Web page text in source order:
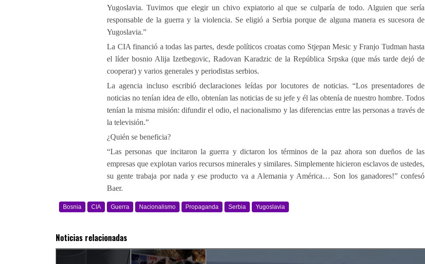
Yugoslavia. Tuvimos que elegir un chivo expiatorio al que se culparía de todo. Alguien que sería
responsable de la guerra y la violencia. Se eligió a Serbia porque de alguna manera es sucesora de
Yugoslavia.”
La CIA financió a todas las partes, desde políticos croatas como Stjepan Mesic y Franjo Tudman hasta
el líder bosnio Alija Izetbegovic, Radovan Karadzic de la República Srpska (que más tarde dejó de
cooperar) y varios generales y periodistas serbios.
La agencia incluso escribió declaraciones leídas por locutores de noticias. “Los presentadores de
noticias no tenían idea de ello, obtenían las noticias de su jefe y él las obtenía de nuestro hombre. Todos
tenían la misma misión: difundir el odio, el nacionalismo y las diferencias entre las personas a través de
la televisión.”
¿Quién se beneficia?
“Las personas que incitaron la guerra y dictaron los términos de la paz ahora son dueños de las
empresas que explotan varios recursos minerales y similares. Simplemente hicieron esclavos de ustedes,
su gente trabaja por nada y ese producto va a Alemania y América… Son los ganadores!” confesó
Baer.
Bosnia CIA Guerra Nacionalismo Propaganda Serbia Yugoslavia
Noticias relacionadas